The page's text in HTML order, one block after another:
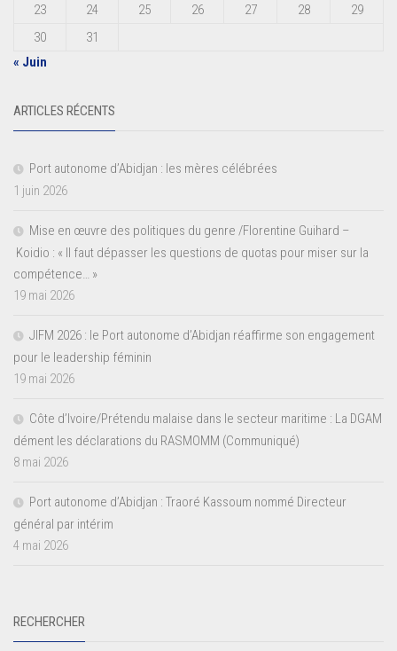
23
24 25 26 27 28
29
30
31
« Juin
ARTICLES RÉCENTS
Port autonome d’Abidjan : les mères célébrées
1 juin 2026
Mise en œuvre des politiques du genre /Florentine Guihard –
Koidio : « Il faut dépasser les questions de quotas pour miser sur la
compétence… »
19 mai 2026
JIFM 2026 : le Port autonome d’Abidjan réaffirme son engagement
pour le leadership féminin
19 mai 2026
Côte d’Ivoire/Prétendu malaise dans le secteur maritime : La DGAM
dément les déclarations du RASMOMM (Communiqué)
8 mai 2026
Port autonome d’Abidjan : Traoré Kassoum nommé Directeur
général par intérim
4 mai 2026
RECHERCHER